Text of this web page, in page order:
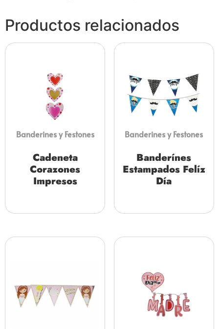
Productos relacionados
Banderines y Festones
Cadeneta
Corazones
Impresos
Banderines y Festones
Banderínes
Estampados Felíz
Día